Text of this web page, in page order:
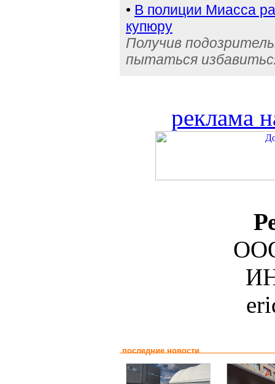
• В полиции Миасса
купюру
Получив
пытаться
реклама
последние новости